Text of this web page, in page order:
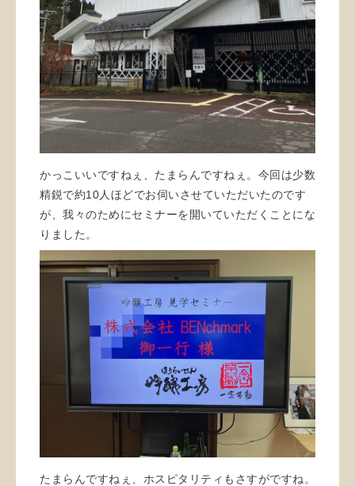
かっこいいですねぇ、たまらんですねぇ。今回は少数
精鋭で約10人ほどでお伺いさせていただいたのです
が、我々のためにセミナーを開いていただくことにな
りました。
たまらんですねぇ、ホスピタリティもさすがですね。